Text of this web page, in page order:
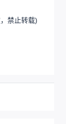
禁止转载)